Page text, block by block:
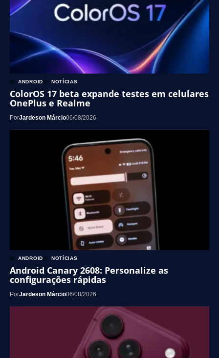
ANDROID NOTÍCIAS
ColorOS 17 beta expande testes em celulares
OnePlus e Realme
PorJardeson Márcio06/08/2026
ANDROID NOTÍCIAS
Android Canary 2608: Personalize as
configurações rápidas
PorJardeson Márcio06/08/2026